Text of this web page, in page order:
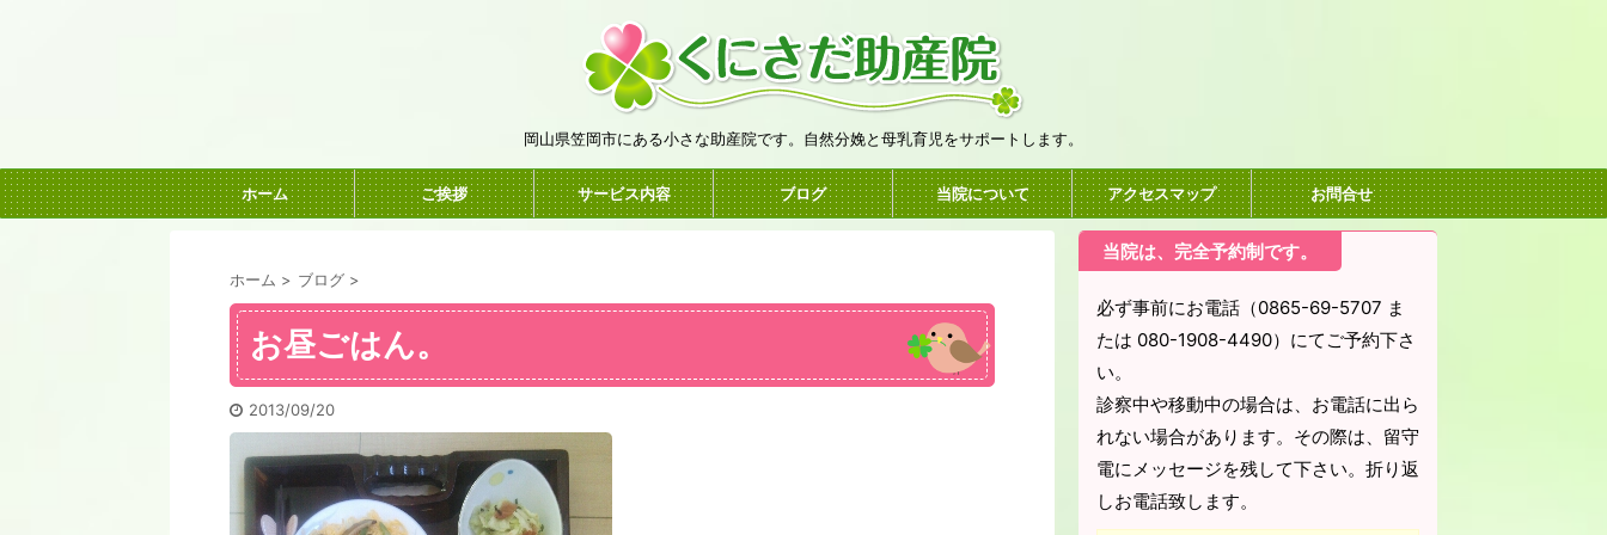
岡山県笠岡市にある小さな助産院です。自然分娩と母乳育児をサポートします。
ホーム ご挨拶 サービス内容 ブログ 当院について アクセスマップ お問合せ
ホーム > ブログ >
お昼ごはん。
2013/09/20
当院は、完全予約制です。
必ず事前にお電話（0865-69-5707 ま
たは 080-1908-4490）にてご予約下さ
い。
診察中や移動中の場合は、お電話に出ら
れない場合があります。その際は、留守
電にメッセージを残して下さい。折り返
しお電話致します。